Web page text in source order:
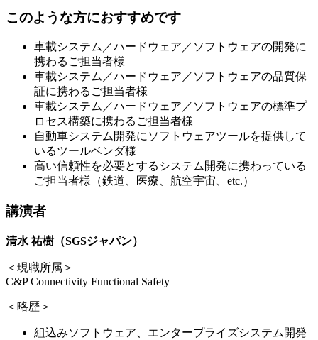
このような⽅におすすめです
車載システム／ハードウェア／ソフトウェアの開発に
携わるご担当者様
車載システム／ハードウェア／ソフトウェアの品質保
証に携わるご担当者様
車載システム／ハードウェア／ソフトウェアの標準プ
ロセス構築に携わるご担当者様
自動車システム開発にソフトウェアツールを提供して
いるツールベンダ様
高い信頼性を必要とするシステム開発に携わっている
ご担当者様（鉄道、医療、航空宇宙、etc.）
講演者
清水 祐樹（SGSジャパン）
＜現職所属＞
C&P Connectivity Functional Safety
＜略歴＞
組込みソフトウェア、エンタープライズシステム開発